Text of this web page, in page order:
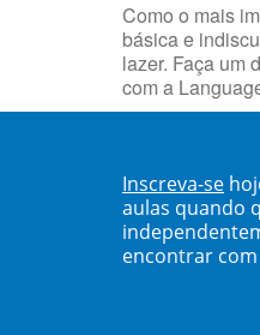
Como o mais
básica e
lazer. Faça um
com a
Inscreva-se
aulas quando
encontrar